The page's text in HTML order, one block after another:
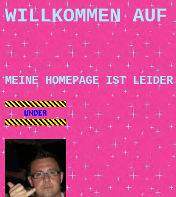
WILLKOMMEN
MEINE HOMEPAGE IST